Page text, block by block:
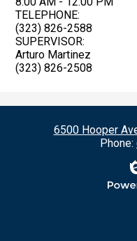
TELEPHONE:
(323) 826-2588
SUPERVISOR:
Arturo Martinez
(323) 826-2508
6500 Hooper
Phone: